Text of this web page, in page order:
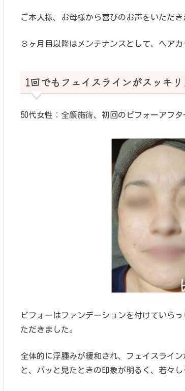
ご本人様、お母様から喜びのお声をいただ
３ヶ月目以降はメンテナンスとして、ヘア
1回でもフェイスラインがスッキ
50代女性：全顔施術、初回のビフォーアフタ
ビフォーはファンデーションを付けていら
ただきました。
全体的に浮腫みが緩和され、フェイスライ
と、パッと見たときの印象が明るく、若々し